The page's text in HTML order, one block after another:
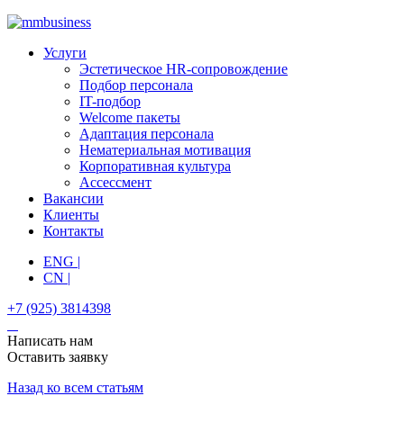
Услуги
Эстетическое HR-сопровождение
Подбор персонала
IT-подбор
Welcome пакеты
Адаптация персонала
Нематериальная мотивация
Корпоративная культура
Ассессмент
Вакансии
Клиенты
Контакты
ENG |
CN |
+7 (925) 3814398
Написать нам
Оставить заявку
Назад ко всем статьям